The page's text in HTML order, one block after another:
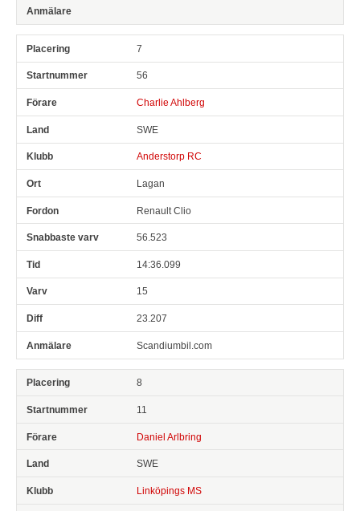
7
56
Charlie Ahlberg
SWE
Anderstorp RC
Lagan
Renault Clio
56.523
14:36.099
15
23.207
Scandiumbil.com
8
11
Daniel Arlbring
SWE
Linköpings MS